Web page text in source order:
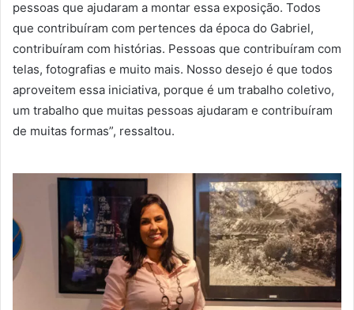
pessoas que ajudaram a montar essa exposição. Todos
que contribuíram com pertences da época do Gabriel,
contribuíram com histórias. Pessoas que contribuíram com
telas, fotografias e muito mais. Nosso desejo é que todos
aproveitem essa iniciativa, porque é um trabalho coletivo,
um trabalho que muitas pessoas ajudaram e contribuíram
de muitas formas”, ressaltou.